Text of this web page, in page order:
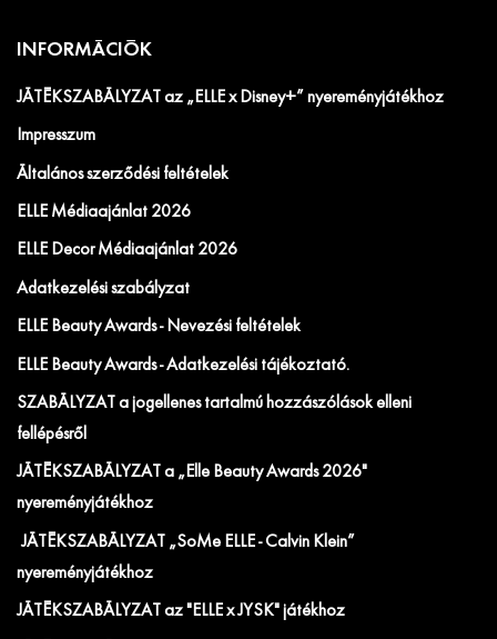
INFORMÁCIÓK
JÁTÉKSZABÁLYZAT az „ELLE x Disney+” nyereményjátékhoz
Impresszum
Általános szerződési feltételek
ELLE Médiaajánlat 2026
ELLE Decor Médiaajánlat 2026
Adatkezelési szabályzat
ELLE Beauty Awards - Nevezési feltételek
ELLE Beauty Awards - Adatkezelési tájékoztató.
SZABÁLYZAT a jogellenes tartalmú hozzászólások elleni
fellépésről
JÁTÉKSZABÁLYZAT a „Elle Beauty Awards 2026"
nyereményjátékhoz
JÁTÉKSZABÁLYZAT „SoMe ELLE - Calvin Klein”
nyereményjátékhoz
JÁTÉKSZABÁLYZAT az "ELLE x JYSK" játékhoz